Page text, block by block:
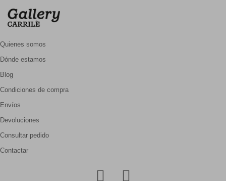
Quienes somos
Dónde estamos
Blog
Condiciones de compra
Envíos
Devoluciones
Consultar pedido
Contactar